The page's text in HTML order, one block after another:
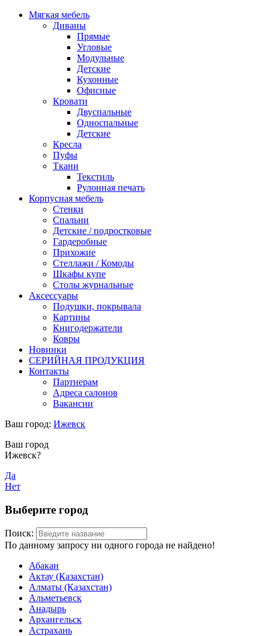
Мягкая мебель
Диваны
Прямые
Угловые
Модульные
Детские
Кухонные
Офисные
Кровати
Двуспальные
Односпальные
Детские
Кресла
Пуфы
Ткани
Текстиль
Рулонная печать
Корпусная мебель
Стенки
Спальни
Детские / подростковые
Гардеробные
Прихожие
Стеллажи / Комоды
Шкафы купе
Столы журнальные
Аксессуары
Подушки, покрывала
Картины
Книгодержатели
Ковры
Новинки
СЕРИЙНАЯ ПРОДУКЦИЯ
Контакты
Партнерам
Адреса салонов
Вакансии
Ваш город: Ижевск
Ваш город
Ижевск?
Да
Нет
Выберите город
Поиск:
По данному запросу ни одного города не найдено!
Абакан
Актау (Казахстан)
Алматы (Казахстан)
Альметьевск
Анадырь
Архангельск
Астрахань